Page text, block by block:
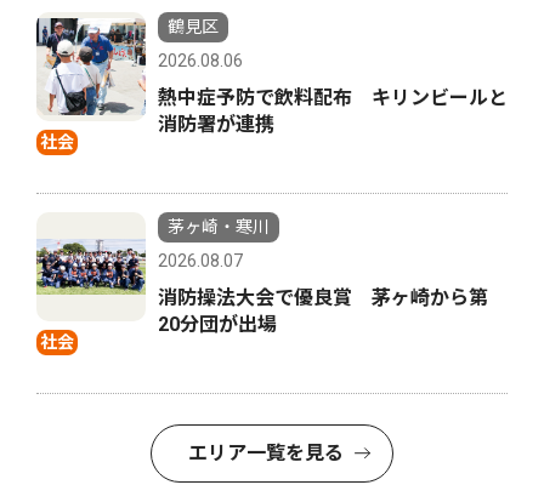
社会
鶴見区
2026.08.06
熱中症予防で飲料配布 キリンビールと
消防署が連携
社会
茅ヶ崎・寒川
2026.08.07
消防操法大会で優良賞 茅ヶ崎から第
20分団が出場
エリア一覧を見る